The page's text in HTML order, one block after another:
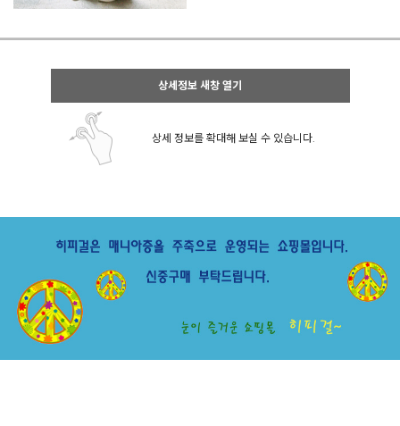
상세정보 새창 열기
상세 정보를 확대해 보실 수 있습니다.